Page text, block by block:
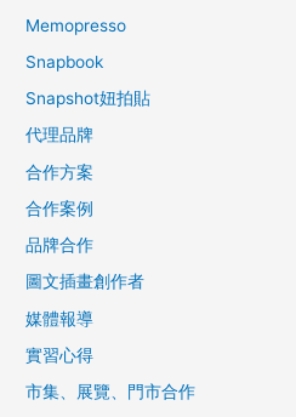
Memopresso
Snapbook
Snapshot妞拍貼
代理品牌
合作方案
合作案例
品牌合作
圖文插畫創作者
媒體報導
實習心得
市集、展覽、門市合作